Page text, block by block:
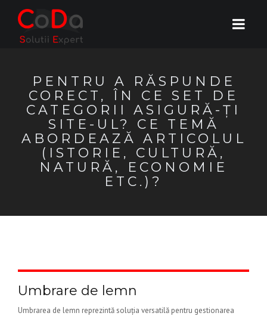
PENTRU A RĂSPUNDE
CORECT, ÎN CE SET DE
CATEGORII ASIGURĂ-ȚI
SITE-UL? CE TEMĂ
ABORDEAZĂ ARTICOLUL
(ISTORIE, CULTURĂ,
NATURĂ, ECONOMIE
ETC.)?
Umbrare de lemn
Umbrarea de lemn reprezintă soluția versatilă pentru gestionarea